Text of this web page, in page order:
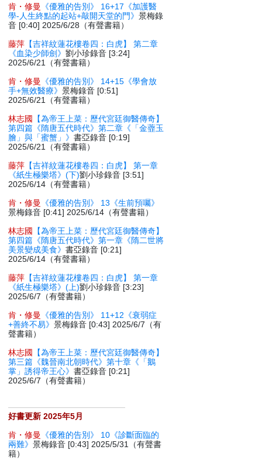
肯・修曼
《優雅的告別》 16+17《加護醫
學-人生終點的起站+敲開天堂的門》景梅錄
音 [0:40] 2025/6/28（有聲書籍）
藤萍 【吉祥紋蓮花樓卷四：白虎】 第二章
《血染少師劍》劉小珍錄音 [3:24]
2025/6/21（有聲書籍）
肯・修曼
《優雅的告別》 14+15《學會放
手+無效醫療》景梅錄音 [0:51]
2025/6/21（有聲書籍）
林志國
【為帝王上菜：歷代宮廷御醫傳奇】
第四篇《隋唐五代時代》第二章《「金虀玉
膾」與「蜜蟹」》書亞錄音 [0:19]
2025/6/21（有聲書籍）
藤萍 【吉祥紋蓮花樓卷四：白虎】 第一章
《紙生極樂塔》(下)劉小珍錄音 [3:51]
2025/6/14（有聲書籍）
肯・修曼
《優雅的告別》 13《生前預囑》
景梅錄音 [0:41] 2025/6/14（有聲書籍）
林志國
【為帝王上菜：歷代宮廷御醫傳奇】
第四篇《隋唐五代時代》第一章《隋二世將
美景變成美食》書亞錄音 [0:21]
2025/6/14（有聲書籍）
藤萍 【吉祥紋蓮花樓卷四：白虎】 第一章
《紙生極樂塔》(上)劉小珍錄音 [3:23]
2025/6/7（有聲書籍）
肯・修曼
《優雅的告別》 11+12《衰弱症
+善終不易》景梅錄音 [0:43] 2025/6/7（有
聲書籍）
林志國
【為帝王上菜：歷代宮廷御醫傳奇】
第三篇《魏晉南北朝時代》第十章《「鵝
掌」誘得帝王心》書亞錄音 [0:21]
2025/6/7（有聲書籍）
好書更新 2025年5月
肯・修曼
《優雅的告別》 10《診斷面臨的
兩難》景梅錄音 [0:43] 2025/5/31（有聲書
籍）